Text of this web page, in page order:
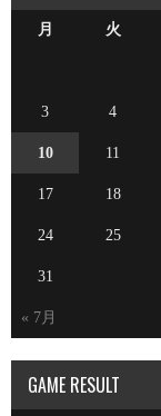
月 火
« 7月
3 4
10 11
17 18
24 25
31
GAME RESULT